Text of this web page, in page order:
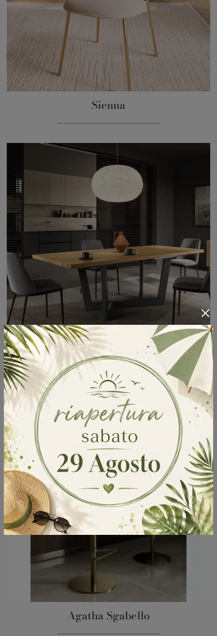
Sienna
Nesty2 Metallo
Agatha Sgabello